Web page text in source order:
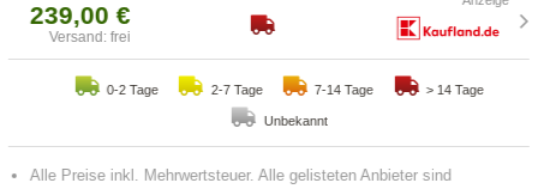
239,00 €
Versand: frei
0-2 Tage 2-7 Tage 7-14 Tage > 14 Tage
Unbekannt